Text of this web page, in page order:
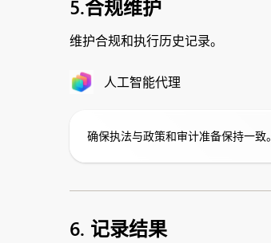
5.合规维护
维护合规和执行历史记录。
人工智能代理
确保执法与政策和审计准备保持一致。
6. 记录结果